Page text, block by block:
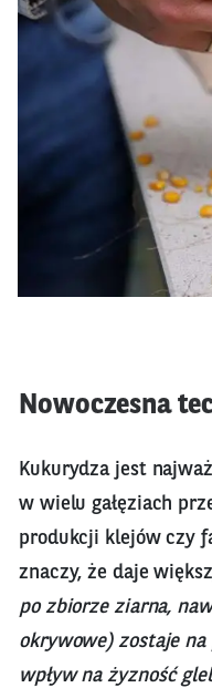
Nowoczesna
Kukurydza jest
w wielu gałęziach
produkcji klejów czy
znaczy, że daje
po zbiorze ziarna,
okrywowe) zostaje
wpływ na żyzność